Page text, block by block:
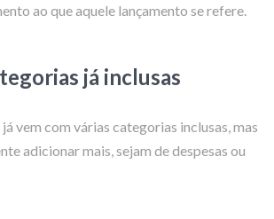
ao que aquele lançamento se refere.
já inclusas
vem com várias categorias inclusas, mas
adicionar mais, sejam de despesas ou